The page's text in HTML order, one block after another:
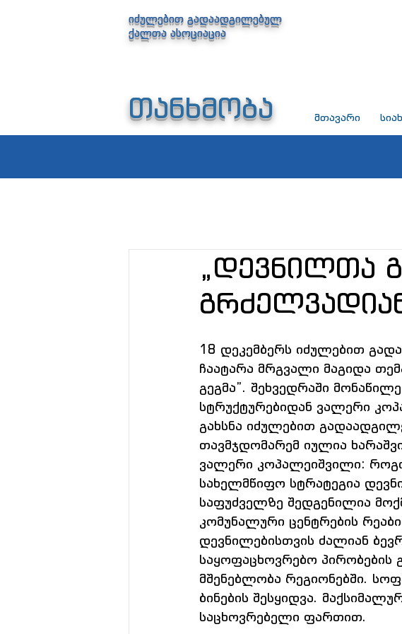
იძულებით გადაადგილებულ
ქალთა ასოციაცია
თანხმობა მთავარი
„დევნილთა
18 დეკემბერს იძულებით
ჩაატარა მრგვალი მაგიდა
გეგმა”. შეხვედრაში
სტრუქტურებიდან ვალერი
გახსნა იძულებით
თავმჯდომარემ იულია
ვალერი კოპალეიშვილი:
სახელმწიფო სტრატეგია
საფუძველზე შედგენილია
კომუნალური ცენტრების
დევნილებისთვის ძალიან
საყოფაცხოვრებო პირობების
მშენებლობა რეგიონებში.
ბინების შესყიდვა.
საცხოვრებელი ფართით.